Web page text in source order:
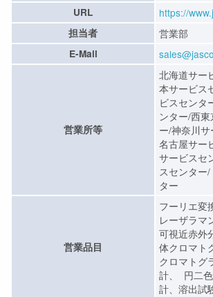
URL https://
担当者 営業部
E-Mail
営業所等
北海道サー
本サービス
ビスセンタ
ンター/西
ー/神奈川
名古屋サー
サービスセ
スセンター
ター
営業品目
フーリエ変
レーザラマ
可視近赤外
体クロマト
クロマトグ
計、 円二
計、溶出試